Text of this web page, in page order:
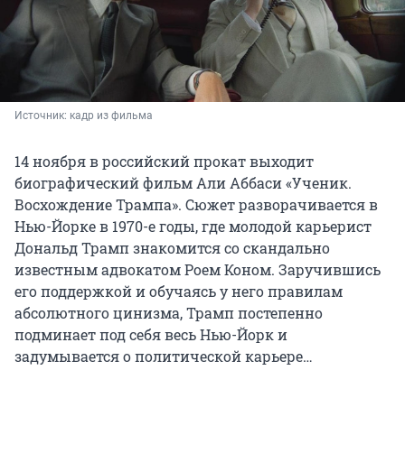
Источник: кадр из фильма
14 ноября в российский прокат выходит
биографический фильм Али Аббаси «Ученик.
Восхождение Трампа». Сюжет разворачивается в
Нью-Йорке в 1970-е годы, где молодой карьерист
Дональд Трамп знакомится со скандально
известным адвокатом Роем Коном. Заручившись
его поддержкой и обучаясь у него правилам
абсолютного цинизма, Трамп постепенно
подминает под себя весь Нью-Йорк и
задумывается о политической карьере…